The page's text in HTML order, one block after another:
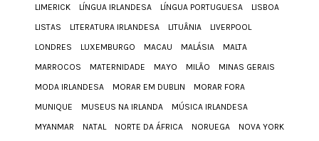
LIMERICK
LÍNGUA IRLANDESA LÍNGUA PORTUGUESA
LISBOA
LISTAS
LITERATURA IRLANDESA LITUÂNIA
LIVERPOOL
LONDRES
LUXEMBURGO MACAU MALÁSIA
MALTA
MARROCOS
MATERNIDADE MAYO MILÃO
MINAS GERAIS
MODA IRLANDESA
MORAR EM DUBLIN
MORAR FORA
MUNIQUE
MUSEUS NA IRLANDA
MÚSICA IRLANDESA
MYANMAR
NATAL NORTE DA ÁFRICA NORUEGA
NOVA YORK